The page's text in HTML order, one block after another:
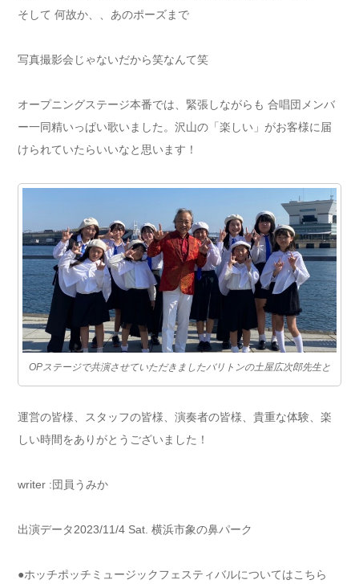
そして 何故か、、あのポーズまで
写真撮影会じゃないだから笑なんて笑
オープニングステージ本番では、緊張しながらも 合唱団メンバ
ー一同精いっぱい歌いました。沢山の「楽しい」がお客様に届
けられていたらいいなと思います！
OPステージで共演させていただきましたバリトンの土屋広次郎先生と
運営の皆様、スタッフの皆様、演奏者の皆様、貴重な体験、楽
しい時間をありがとうございました！
writer :団員うみか
出演データ2023/11/4 Sat. 横浜市象の鼻パーク
●ホッチポッチミュージックフェスティバルについてはこちら